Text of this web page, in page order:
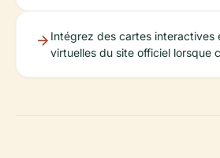
Intégrez des cartes interactives
virtuelles du site officiel lorsque